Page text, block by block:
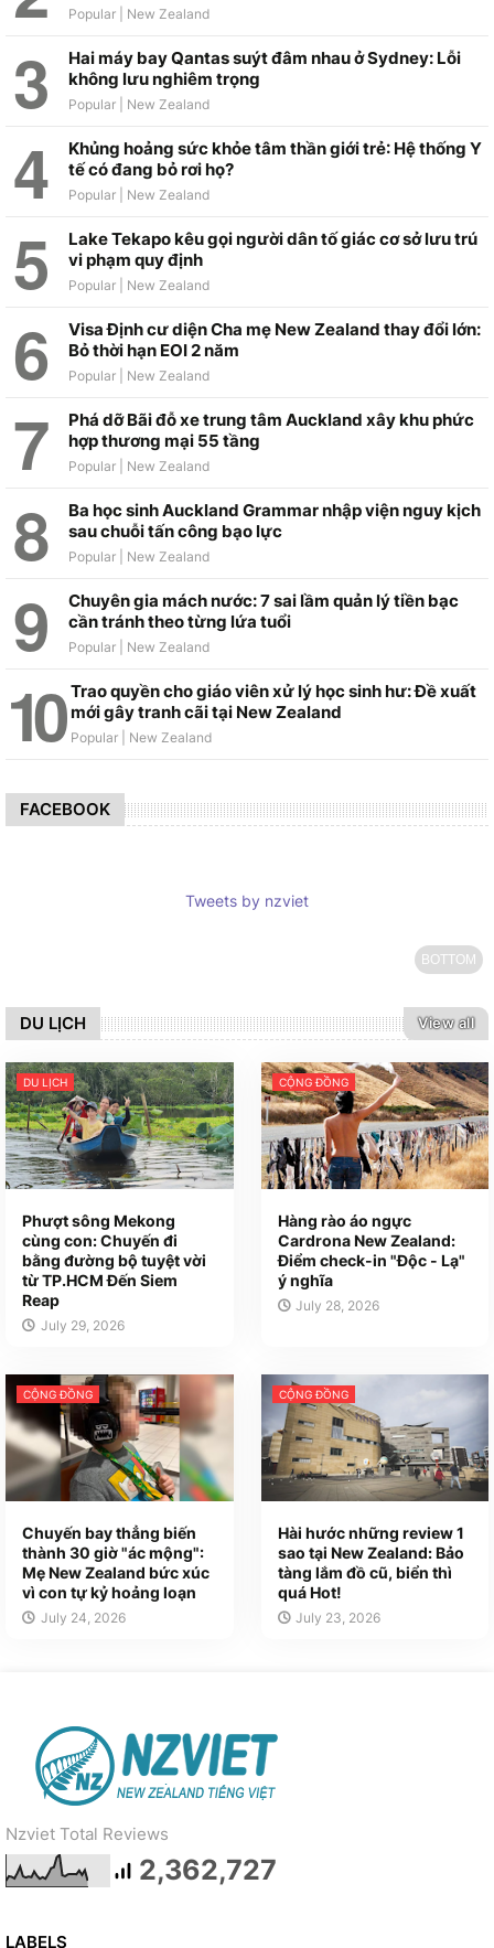
Hai máy bay Qantas suýt đâm nhau ở Sydney: Lỗi
không lưu nghiêm trọng
Khủng hoảng sức khỏe tâm thần giới trẻ: Hệ thống Y
tế có đang bỏ rơi họ?
Lake Tekapo kêu gọi người dân tố giác cơ sở lưu trú
vi phạm quy định
Visa Định cư diện Cha mẹ New Zealand thay đổi lớn:
Bỏ thời hạn EOI 2 năm
Phá dỡ Bãi đỗ xe trung tâm Auckland xây khu phức
hợp thương mại 55 tầng
Ba học sinh Auckland Grammar nhập viện nguy kịch
sau chuỗi tấn công bạo lực
Chuyên gia mách nước: 7 sai lầm quản lý tiền bạc
cần tránh theo từng lứa tuổi
Trao quyền cho giáo viên xử lý học sinh hư: Đề xuất
mới gây tranh cãi tại New Zealand
FACEBOOK
Tweets by nzviet
BOTTOM
DU LỊCH View all
DU LỊCH
Phượt sông Mekong
cùng con: Chuyến đi
bằng đường bộ tuyệt vời
từ TP.HCM Đến Siem
Reap
July 29, 2026
CỘNG ĐỒNG
Hàng rào áo ngực
Cardrona New Zealand:
Điểm check-in "Độc - Lạ"
ý nghĩa
July 28, 2026
CỘNG ĐỒNG
Chuyến bay thẳng biến
thành 30 giờ "ác mộng":
Mẹ New Zealand bức xúc
vì con tự kỷ hoảng loạn
July 24, 2026
CỘNG ĐỒNG
Hài hước những review 1
sao tại New Zealand: Bảo
tàng lắm đồ cũ, biển thì
quá Hot!
July 23, 2026
Nzviet Total Reviews
2,362,727
LABELS